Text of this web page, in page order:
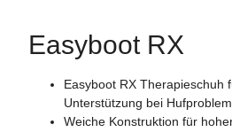
Easyboot RX
Easyboot RX Therapieschuh
Unterstützung bei
Weiche Konstruktion für